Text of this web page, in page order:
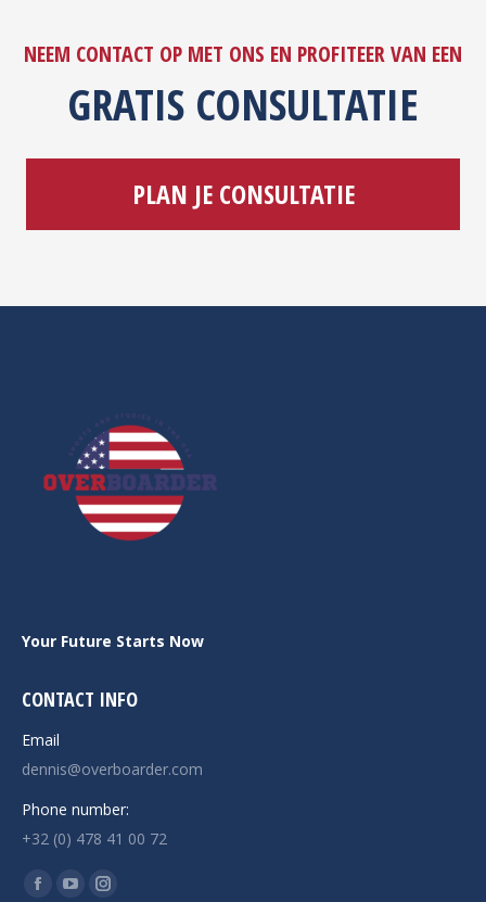
NEEM CONTACT OP MET ONS EN PROFITEER VAN EEN
GRATIS CONSULTATIE
PLAN JE CONSULTATIE
Your Future Starts Now
CONTACT INFO
Email
dennis@overboarder.com
Phone number:
+32 (0) 478 41 00 72
Find us on:
Facebook
YouTubeInstagram